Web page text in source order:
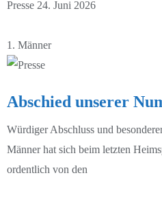
Presse 24. Juni 2026
1. Männer
Abschied unserer
Würdiger Abschluss und
Männer hat sich beim letzten
ordentlich von den